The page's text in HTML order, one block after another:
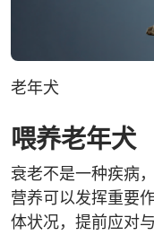
老年犬
喂养老年犬
衰老不是一种疾病
营养可以发挥重要
体状况，提前应对